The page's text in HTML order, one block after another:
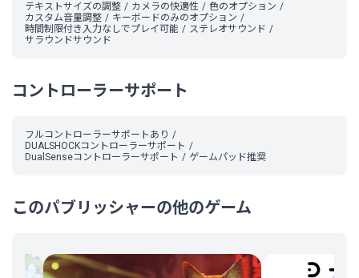
テキストサイズの調整 カメラの快適性
色のオプション
カスタム音量調整
キーボードのみのオプション
時間制限付き入力なしでプレイ可能
ステレオサウンド
サラウンドサウンド
コントローラーサポート
フルコントローラーサポートあり
DUALSHOCKコントローラーサポート
DualSenseコントローラーサポート
ゲームパッド推奨
このパブリッシャーの他のゲーム